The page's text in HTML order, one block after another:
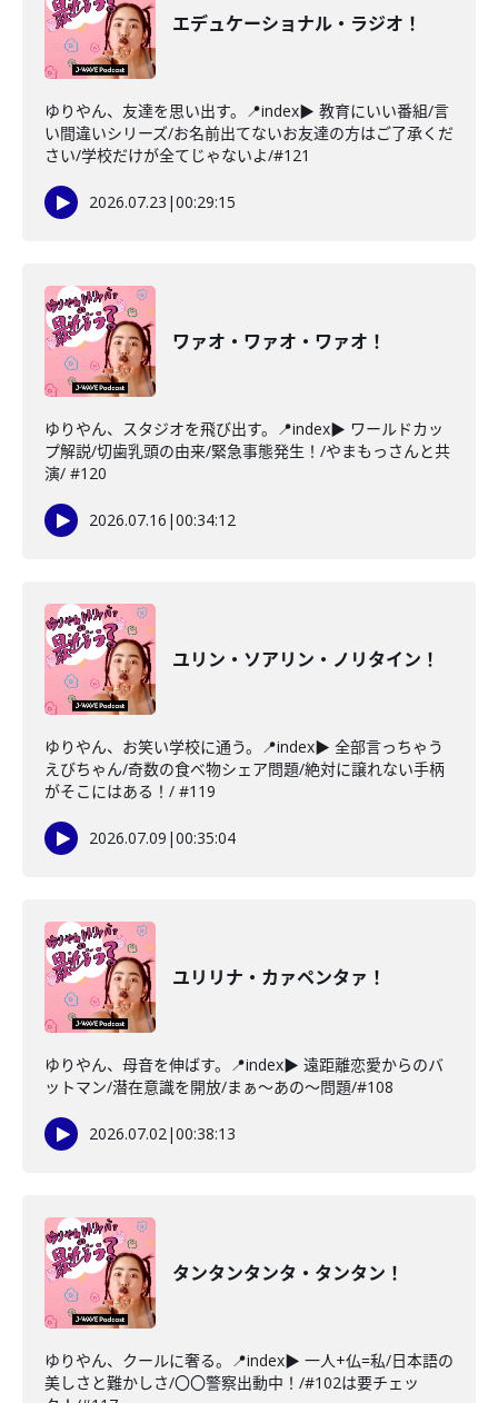
エデュケーショナル・ラジオ！
ゆりやん、友達を思い出す。📍index▶ 教育にいい番組/言
い間違いシリーズ/お名前出てないお友達の方はご了承くだ
さい/学校だけが全てじゃないよ/#121
2026.07.23 |00:29:15
ワァオ・ワァオ・ワァオ！
ゆりやん、スタジオを飛び出す。📍index▶ ワールドカッ
プ解説/切歯乳頭の由来/緊急事態発生！/やまもっさんと共
演/ #120
2026.07.16 |00:34:12
ユリン・ソアリン・ノリタイン！
ゆりやん、お笑い学校に通う。📍index▶ 全部言っちゃう
えびちゃん/奇数の食べ物シェア問題/絶対に譲れない手柄
がそこにはある！/ #119
2026.07.09 |00:35:04
ユリリナ・カァペンタァ！
ゆりやん、母音を伸ばす。📍index▶ 遠距離恋愛からのバ
ットマン/潜在意識を開放/まぁ～あの～問題/#108
2026.07.02|00:38:13
タンタンタンタ・タンタン！
ゆりやん、クールに奢る。📍index▶ 一人+仏=私/日本語の
美しさと難かしさ/〇〇警察出動中！/#102は要チェッ